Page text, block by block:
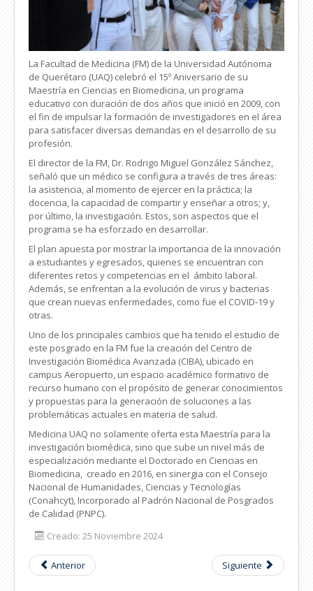
La Facultad de Medicina (FM) de la Universidad Autónoma
de Querétaro (UAQ) celebró el 15º Aniversario de su
Maestría en Ciencias en Biomedicina, un programa
educativo con duración de dos años que inició en 2009, con
el fin de impulsar la formación de investigadores en el área
para satisfacer diversas demandas en el desarrollo de su
profesión.
El director de la FM, Dr. Rodrigo Miguel González Sánchez,
señaló que un médico se configura a través de tres áreas:
la asistencia, al momento de ejercer en la práctica; la
docencia, la capacidad de compartir y enseñar a otros; y,
por último, la investigación. Estos, son aspectos que el
programa se ha esforzado en desarrollar.
El plan apuesta por mostrar la importancia de la innovación
a estudiantes y egresados, quienes se encuentran con
diferentes retos y competencias en el ámbito laboral.
Además, se enfrentan a la evolución de virus y bacterias
que crean nuevas enfermedades, como fue el COVID-19 y
otras.
Uno de los principales cambios que ha tenido el estudio de
este posgrado en la FM fue la creación del Centro de
Investigación Biomédica Avanzada (CIBA), ubicado en
campus Aeropuerto, un espacio académico formativo de
recurso humano con el propósito de generar conocimientos
y propuestas para la generación de soluciones a las
problemáticas actuales en materia de salud.
Medicina UAQ no solamente oferta esta Maestría para la
investigación biomédica, sino que sube un nivel más de
especialización mediante el Doctorado en Ciencias en
Biomedicina, creado en 2016, en sinergia con el Consejo
Nacional de Humanidades, Ciencias y Tecnologías
(Conahcyt), Incorporado al Padrón Nacional de Posgrados
de Calidad (PNPC).
Creado: 25 Noviembre 2024
Anterior Siguiente